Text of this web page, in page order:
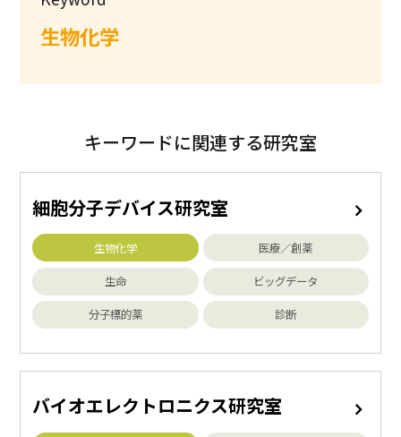
生物化学
キーワードに関連する研究室
細胞分子デバイス研究室
生物化学 医療／創薬
生命 ビッグデータ
分子標的薬 診断
バイオエレクトロニクス研究室